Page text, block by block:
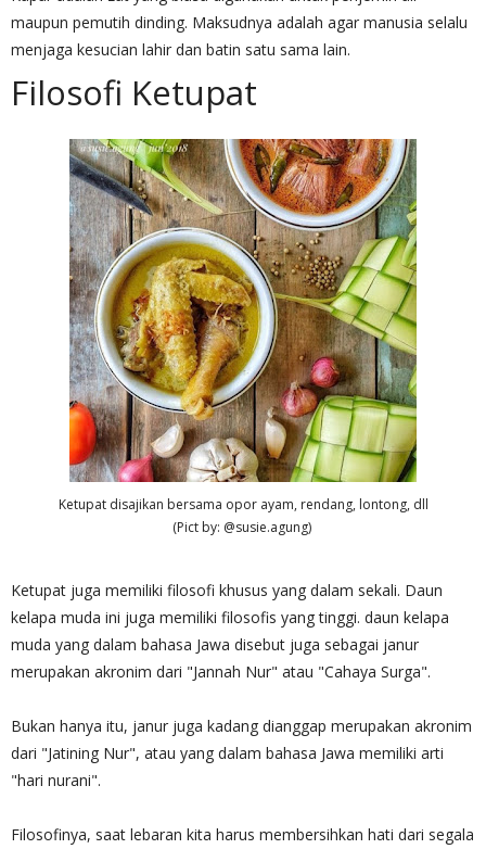
maupun pemutih dinding. Maksudnya adalah agar manusia selalu
menjaga kesucian lahir dan batin satu sama lain.
Filosofi Ketupat
Ketupat disajikan bersama opor ayam, rendang, lontong, dll
(Pict by: @susie.agung)
Ketupat juga memiliki filosofi khusus yang dalam sekali. Daun
kelapa muda ini juga memiliki filosofis yang tinggi. daun kelapa
muda yang dalam bahasa Jawa disebut juga sebagai janur
merupakan akronim dari "Jannah Nur" atau "Cahaya Surga".
Bukan hanya itu, janur juga kadang dianggap merupakan akronim
dari "Jatining Nur", atau yang dalam bahasa Jawa memiliki arti
"hari nurani".
Filosofinya, saat lebaran kita harus membersihkan hati dari segala